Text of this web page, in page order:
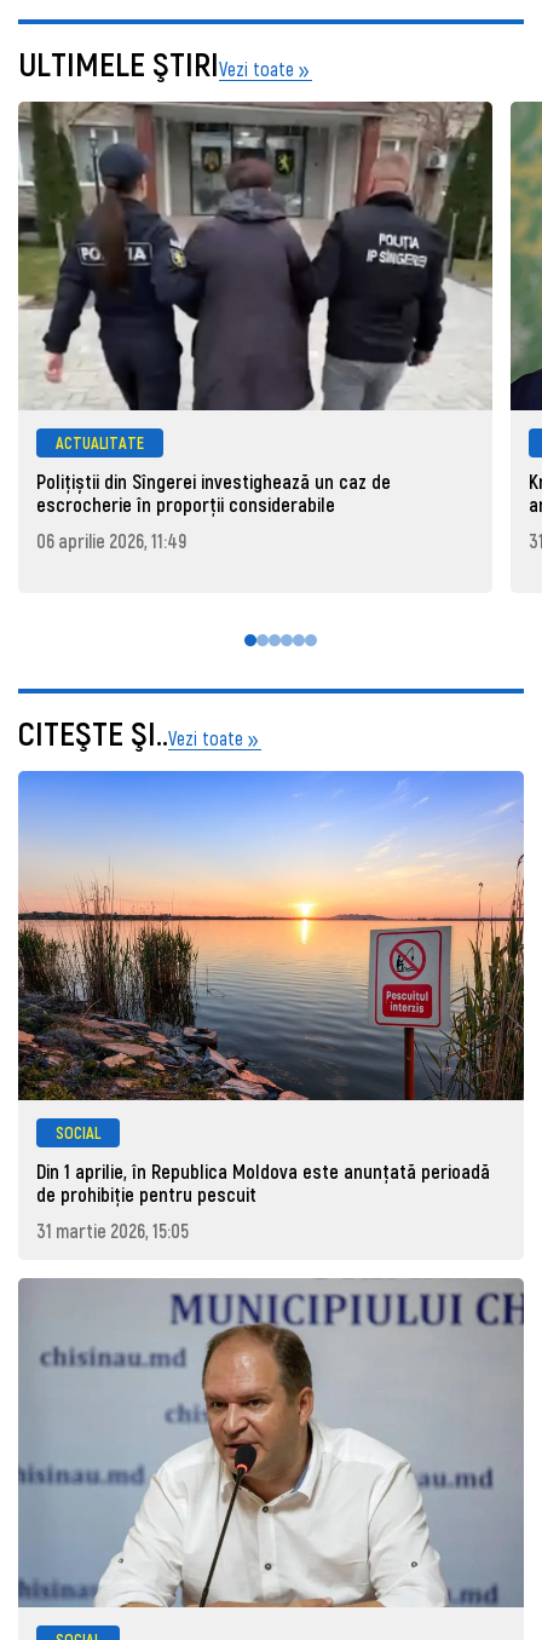
ULTIMELE ŞTIRIVezi toate
ACTUALITATE
Polițiștii din Sîngerei investighează un caz de
escrocherie în proporții considerabile
06 aprilie 2026, 11:49
CITEŞTE ŞI..Vezi toate
SOCIAL
Din 1 aprilie, în Republica Moldova este anunţată perioadă
de prohibiţie pentru pescuit
31 martie 2026, 15:05